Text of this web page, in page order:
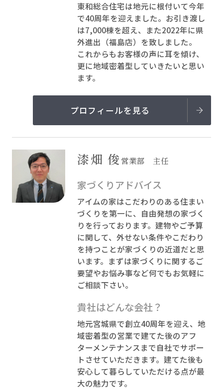
東和総合住宅は地元に根付いて今年
で40周年を迎えました。お引き渡し
は7,000棟を超え、また2022年に県
外進出（福島店）を致しました。
これからもお客様の声に耳を傾け、
更に地域密着型していきたいと思い
ます。
プロフィールを見る
漆畑 俊営業部 主任
家づくりアドバイス
アイムの家はこだわりのある住まい
づくりを第一に、自由発想の家づく
りを行っております。建物やご予算
に関して、外せない条件やこだわり
を持つことが家づくりの近道だと思
います。まずは家づくりに関するご
要望やお悩み事など何でもお気軽に
ご相談下さい。
貴社はどんな会社？
地元宮城県で創立40周年を迎え、地
域密着型の営業で建てた後のアフ
ターメンテナンスまで自社でサポー
トさせていただきます。建てた後も
安心して暮らしていただける点が最
大の魅力です。